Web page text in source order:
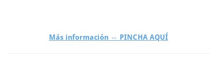
Más información ⇔ PINCHA AQUÍ